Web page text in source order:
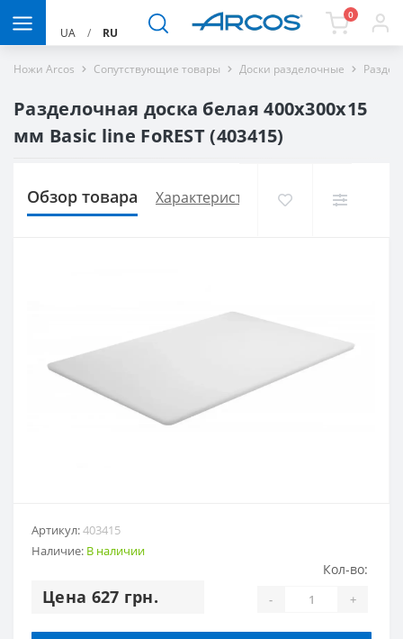
UA / RU
0
Ножи Arcos Сопутствующие товары Доски разделочные
Разделочная доска белая 400х300х15
мм Basic line FoREST (403415)
Обзор товара Характеристики Доставка и
Артикул:403415
Наличие: В наличии
Цена 627 грн.
Кол-во:
- +